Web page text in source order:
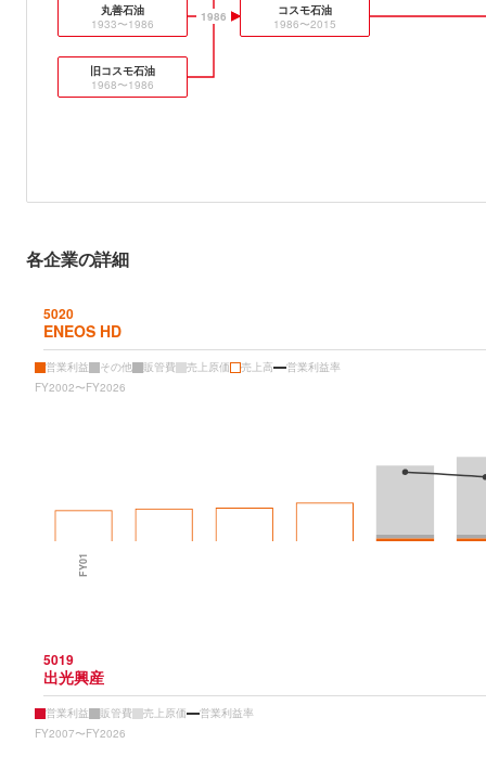
1986
丸善石油
1933〜1986
旧コスモ石油
1968〜1986
コスモ石油
1986〜2015
各企業の詳細
5020
ENEOS HD
営業利益 その他 販管費 売上原価 売上高
営業利益率
FY2002〜FY2026
5019
出光興産
営業利益 販管費 売上原価
営業利益率
FY2007〜FY2026